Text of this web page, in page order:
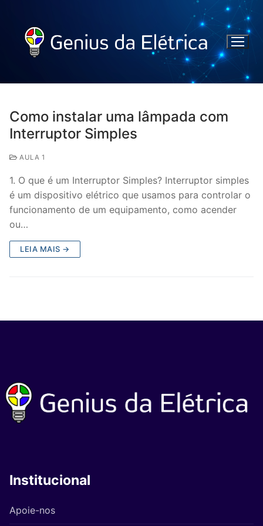
Como instalar uma lâmpada com
Interruptor Simples
AULA 1
1. O que é um Interruptor Simples? Interruptor simples
é um dispositivo elétrico que usamos para controlar o
funcionamento de um equipamento, como acender
ou…
LEIA MAIS →
Institucional
Apoie-nos